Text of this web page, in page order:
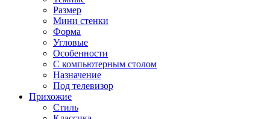
Размер
Мини стенки
Форма
Угловые
Особенности
С компьютерным столом
Назначение
Под телевизор
Прихожие
Стиль